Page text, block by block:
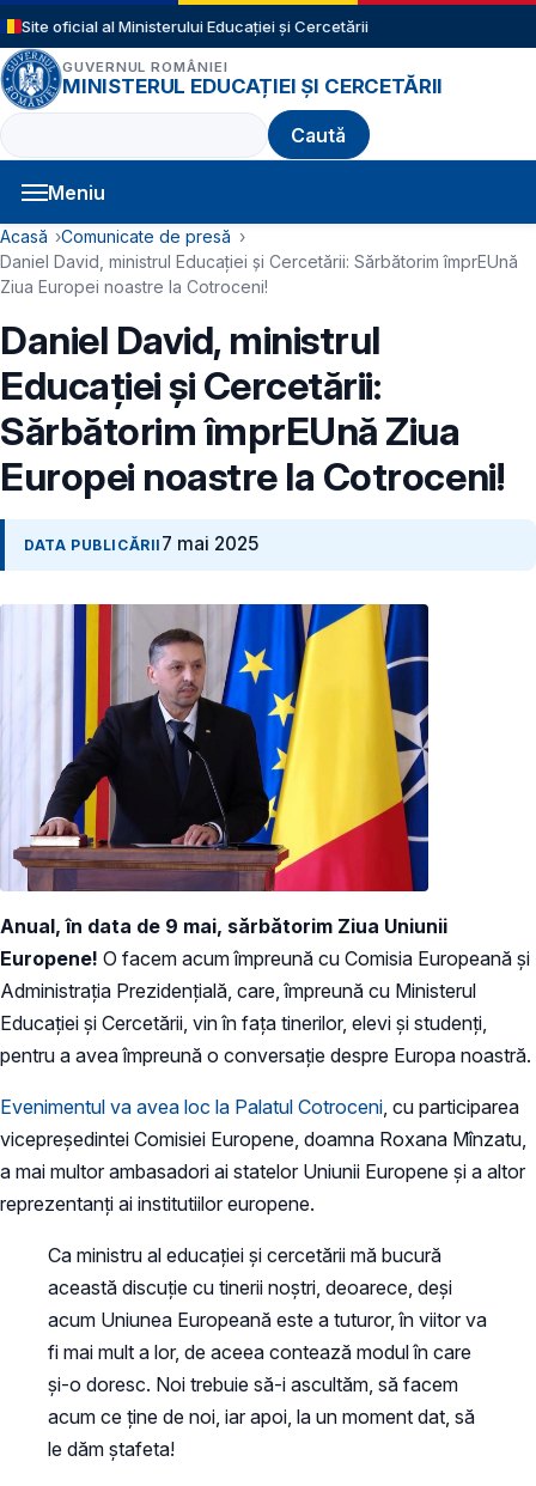
Sari la conținutul principal
Site oficial al Ministerului Educației și Cercetării
GUVERNUL ROMÂNIEI
MINISTERUL EDUCAȚIEI ȘI CERCETĂRII
Caută
Meniu
Navigație principală
Cale de navigare
Acasă
Comunicate de presă
Daniel David, ministrul Educației și Cercetării: Sărbătorim împrEUnă
Ziua Europei noastre la Cotroceni!
Daniel David, ministrul
Educației și Cercetării:
Sărbătorim împrEUnă Ziua
Europei noastre la Cotroceni!
DATA PUBLICĂRII 7 mai 2025
Anual, în data de 9 mai, sărbătorim Ziua Uniunii
Europene! O facem acum împreună cu Comisia Europeană și
Administrația Prezidențială, care, împreună cu Ministerul
Educației și Cercetării, vin în fața tinerilor, elevi și studenți,
pentru a avea împreună o conversație despre Europa noastră.
Evenimentul va avea loc la Palatul Cotroceni , cu participarea
vicepreședintei Comisiei Europene, doamna Roxana Mînzatu,
a mai multor ambasadori ai statelor Uniunii Europene și a altor
reprezentanți ai institutiilor europene.
Ca ministru al educației și cercetării mă bucură
această discuție cu tinerii noștri, deoarece, deși
acum Uniunea Europeană este a tuturor, în viitor va
fi mai mult a lor, de aceea contează modul în care
și-o doresc. Noi trebuie să-i ascultăm, să facem
acum ce ține de noi, iar apoi, la un moment dat, să
le dăm ștafeta!